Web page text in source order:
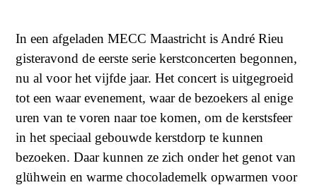
In een afgeladen MECC Maastricht is André Rieu
gisteravond de eerste serie kerstconcerten begonnen,
nu al voor het vijfde jaar. Het concert is uitgegroeid
tot een waar evenement, waar de bezoekers al enige
uren van te voren naar toe komen, om de kerstsfeer
in het speciaal gebouwde kerstdorp te kunnen
bezoeken. Daar kunnen ze zich onder het genot van
glühwein en warme chocolademelk opwarmen voor